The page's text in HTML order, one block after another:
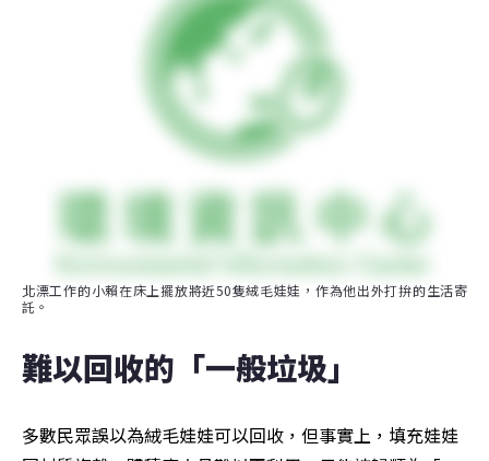
北漂工作的小賴在床上擺放將近50隻絨毛娃娃，作為他出外打拚的生活寄
託。
難以回收的「一般垃圾」
多數民眾誤以為絨毛娃娃可以回收，但事實上，填充娃娃